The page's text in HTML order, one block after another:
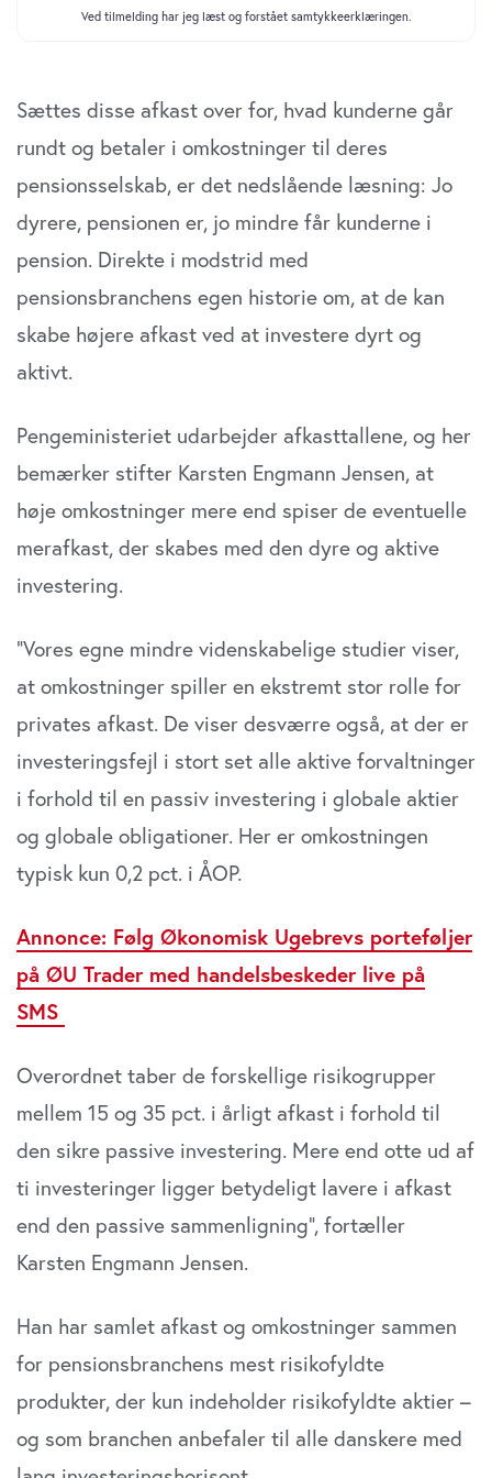
anvende vores hjemmeside.
Sættes disse afkast over for, hvad kunderne går
rundt og betaler i omkostninger til deres
pensionsselskab, er det nedslående læsning: Jo
dyrere, pensionen er, jo mindre får kunderne i
pension. Direkte i modstrid med
pensionsbranchens egen historie om, at de kan
skabe højere afkast ved at investere dyrt og
aktivt.
Pengeministeriet udarbejder afkasttallene, og her
bemærker stifter Karsten Engmann Jensen, at
høje omkostninger mere end spiser de eventuelle
merafkast, der skabes med den dyre og aktive
investering.
”Vores egne mindre videnskabelige studier viser,
at omkostninger spiller en ekstremt stor rolle for
privates afkast. De viser desværre også, at der er
investeringsfejl i stort set alle aktive forvaltninger
i forhold til en passiv investering i globale aktier
og globale obligationer. Her er omkostningen
typisk kun 0,2 pct. i ÅOP.
Annonce: Følg Økonomisk Ugebrevs porteføljer
på ØU Trader med handelsbeskeder live på
SMS
Overordnet taber de forskellige risikogrupper
mellem 15 og 35 pct. i årligt afkast i forhold til
den sikre passive investering. Mere end otte ud af
ti investeringer ligger betydeligt lavere i afkast
end den passive sammenligning”, fortæller
Karsten Engmann Jensen.
Han har samlet afkast og omkostninger sammen
for pensionsbranchens mest risikofyldte
produkter, der kun indeholder risikofyldte aktier –
og som branchen anbefaler til alle danskere med